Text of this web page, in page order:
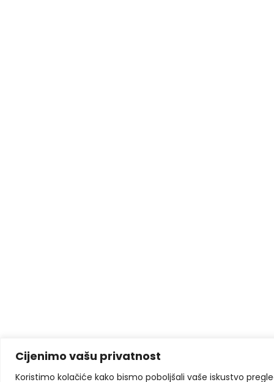
Cijenimo vašu privatnost
Koristimo kolačiće kako bismo poboljšali vaše iskustvo